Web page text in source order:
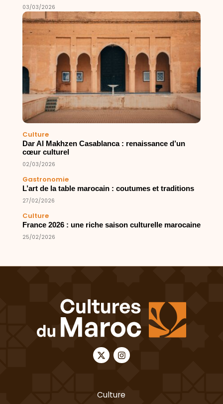
03/03/2026
Culture
Dar Al Makhzen Casablanca : renaissance d’un
cœur culturel
02/03/2026
Gastronomie
L’art de la table marocain : coutumes et traditions
27/02/2026
Culture
France 2026 : une riche saison culturelle marocaine
25/02/2026
Culture